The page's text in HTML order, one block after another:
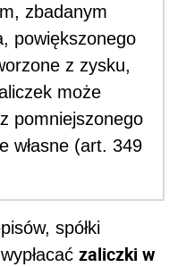
zbadanym
powiększonego
z zysku,
może
pomniejszonego
własne (art. 349
spółki
zaliczki w